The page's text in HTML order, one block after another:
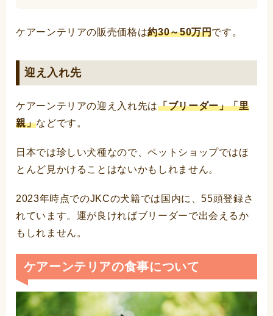
ケアーンテリアの販売価格は約30～50万円です。
迎え入れ先
ケアーンテリアの迎え入れ先は「ブリーダー」「里
親」などです。
日本では珍しい犬種なので、ペットショップではほ
とんど見かけることはないかもしれません。
2023年時点でのJKCの犬籍では国内に、55頭登録さ
れています。運が良ければブリーダーで出会えるか
もしれません。
ケアーンテリアの食事について